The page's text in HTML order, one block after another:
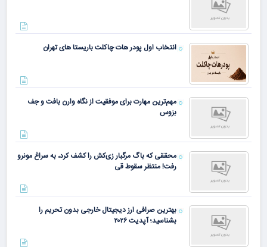
انتخاب اول پودر هات چاکلت باریستا های تهران
مهم‌ترین مهارت برای موفقیت از نگاه وارن بافت و جف
بزوس
محققی که باگ مرگبار زی‌کش را کشف کرد، به سراغ مونرو
رفت! منتظر سقوط قی
بهترین صرافی ارز دیجیتال خارجی بدون تحریم را
بشناسید؛ آپدیت ۲۰۲۶